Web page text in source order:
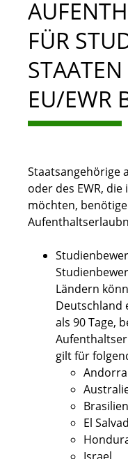
FÜR
STAATEN
U/EWR
Staatsangehörige
oder des EWR,
möchten,
Ländern
Deutschland
als 90 Tage,
gilt für
Andorra
Brasilien
El